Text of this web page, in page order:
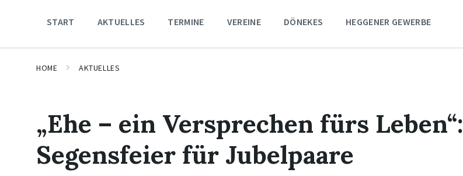
START AKTUELLES TERMINE VEREINE DÖNEKES HEGGENER GEWERBE
HOME AKTUELLES
„Ehe – ein Versprechen fürs Leben“:
Segensfeier für Jubelpaare